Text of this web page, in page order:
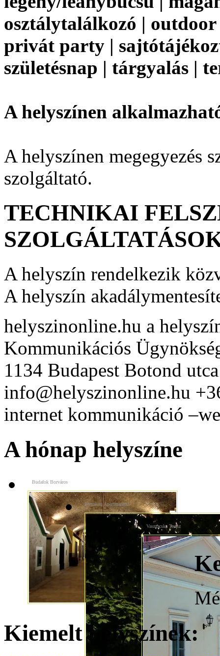
osztálytalálkozó |
privát party |
születésnap | tárgyalás |
A helyszínen
A helyszínen megegyezés
szolgáltató.
TECHNIKAI
A helyszín rendelkezik
A helyszín
helyszinonline.hu a
Kommunikációs
1134 Budapest Botond
info@helyszinonline.hu
internet kommunikáció
A hónap helyszíne
Budafok Borváros
Premium Apartmanház
Vasmacska Terasz
Kiemelt helyszínek: